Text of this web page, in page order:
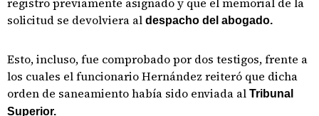
solicitud se devolviera al despacho del abogado.
Esto, incluso, fue comprobado por dos testigos, frente a
los cuales el funcionario Hernández reiteró que dicha
orden de saneamiento había sido enviada al Tribunal
Superior.